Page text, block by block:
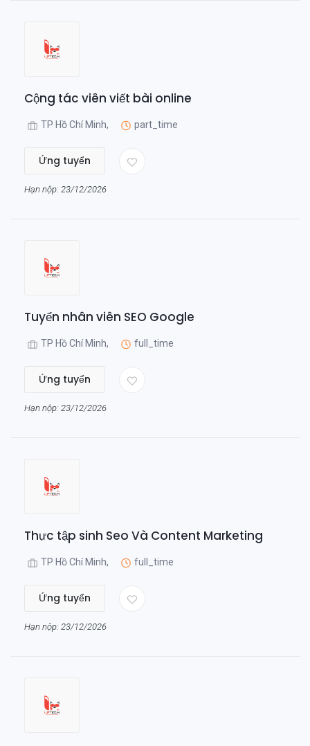
Cộng tác viên viết bài online
TP Hồ Chí Minh, part_time
Ứng tuyển
Hạn nộp: 23/12/2026
Tuyển nhân viên SEO Google
TP Hồ Chí Minh, full_time
Ứng tuyển
Hạn nộp: 23/12/2026
Thực tập sinh Seo Và Content Marketing
TP Hồ Chí Minh, full_time
Ứng tuyển
Hạn nộp: 23/12/2026